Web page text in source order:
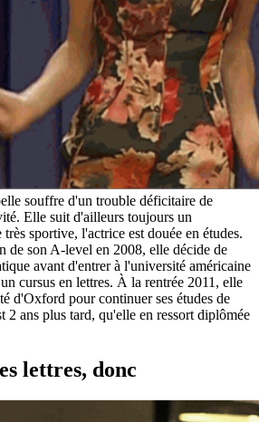
souffre d'un trouble déficitaire de
Elle suit d'ailleurs toujours un
sportive, l'actrice est douée en études.
de son A-level en 2008, elle décide de
avant d'entrer à l'université américaine
cursus en lettres. À la rentrée 2011, elle
d'Oxford pour continuer ses études de
2 ans plus tard, qu'elle en ressort diplômée
lettres, donc